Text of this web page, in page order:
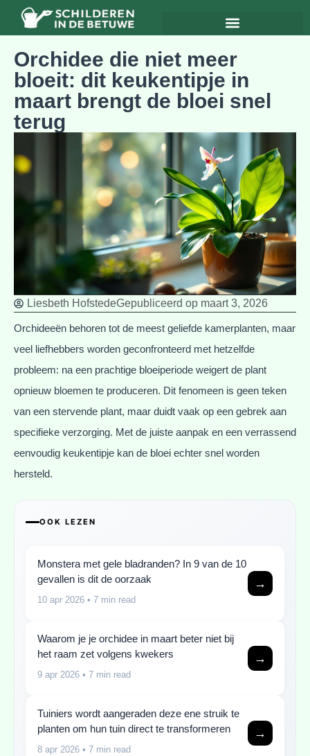
Orchidee die niet meer
bloeit: dit keukentipje in
maart brengt de bloei snel
terug
Liesbeth HofstedeGepubliceerd op maart 3, 2026
Orchideeën behoren tot de meest geliefde kamerplanten, maar
veel liefhebbers worden geconfronteerd met hetzelfde
probleem: na een prachtige bloeiperiode weigert de plant
opnieuw bloemen te produceren. Dit fenomeen is geen teken
van een stervende plant, maar duidt vaak op een gebrek aan
specifieke verzorging. Met de juiste aanpak en een verrassend
eenvoudig keukentipje kan de bloei echter snel worden
hersteld.
OOK LEZEN
Monstera met gele bladranden? In 9 van de 10
gevallen is dit de oorzaak
10 apr 2026 • 7 min read
→
Waarom je je orchidee in maart beter niet bij
het raam zet volgens kwekers
9 apr 2026 • 7 min read
→
Tuiniers wordt aangeraden deze ene struik te
planten om hun tuin direct te transformeren
8 apr 2026 • 7 min read
→